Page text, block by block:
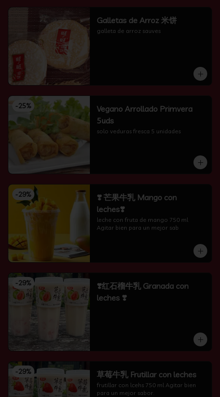
Galletas de Arroz 米饼
galleta de arroz sauves
-25%
Vegano Arrollado Primvera
5uds
solo veduras fresca 5 unidades
-29%
❣️ 芒果牛乳 Mango con
leches❣️
leche con fruta de mango 750 ml
Agitar bien para un mejor sab
-29%
❣️红石榴牛乳 Granada con
leches ❣️
-29% 草莓牛乳 Frutillar con leches
frutillar con lcehs 750 ml Agitar bien
para un mejor sabor.